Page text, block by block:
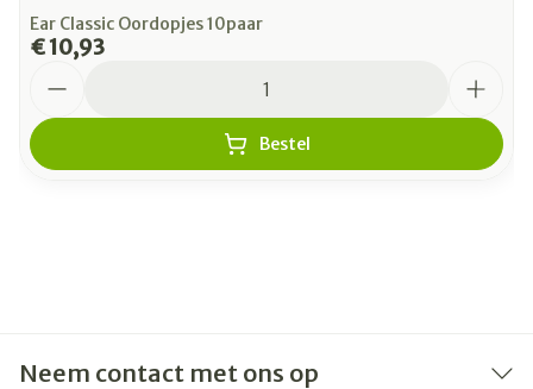
Ear Classic Oordopjes 10paar
€ 10,93
Bestel
Neem contact met ons op